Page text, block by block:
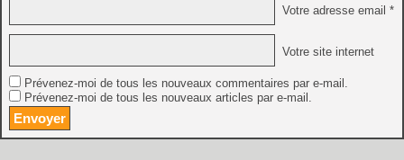
Votre adresse email *
Votre site internet
Prévenez-moi de tous les nouveaux commentaires par e-mail.
Prévenez-moi de tous les nouveaux articles par e-mail.